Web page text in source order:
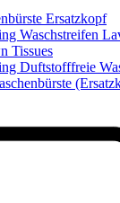
Ersatzkopf
Waschstreifen
Tissues
Duftstofffreie